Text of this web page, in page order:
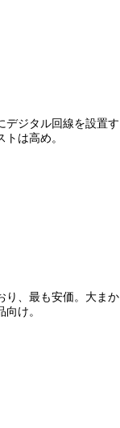
デジタル回線を設置す
は高め。
り、最も安価。大まか
け。